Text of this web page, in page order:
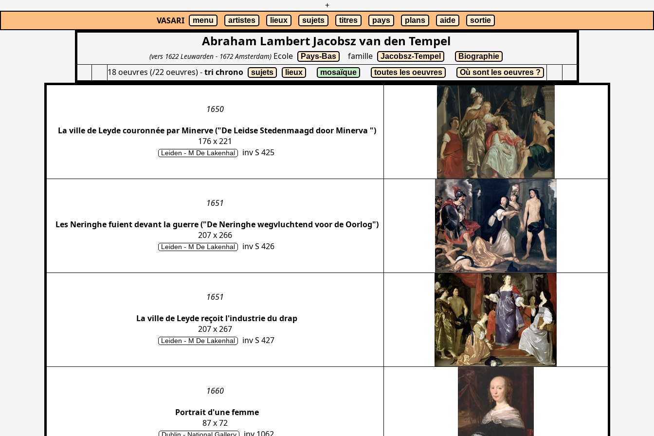
+
VASARI
menu artistes lieux sujets titres pays plans aide sortie
Abraham Lambert Jacobsz van den Tempel
(vers 1622 Leuwarden - 1672 Amsterdam)Ecole Pays-Bas famille Jacobsz-Tempel Biographie
18 oeuvres (/22 oeuvres)-tri chrono sujets lieux mosaïque toutes les oeuvres Où sont les oeuvres ?
1650
La ville de Leyde couronnée par Minerve ("De Leidse Stedenmaagd door Minerva ")
176 x 221
Leiden - M De Lakenhal inv S 425
1651
Les Neringhe fuient devant la guerre ("De Neringhe wegvluchtend voor de Oorlog")
207 x 266
Leiden - M De Lakenhal inv S 426
1651
La ville de Leyde reçoit l'industrie du drap
207 x 267
Leiden - M De Lakenhal inv S 427
1660
Portrait d'une femme
87 x 72